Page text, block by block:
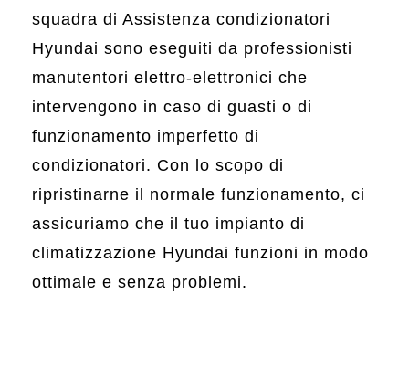
squadra di Assistenza condizionatori
Hyundai sono eseguiti da professionisti
manutentori elettro-elettronici che
intervengono in caso di guasti o di
funzionamento imperfetto di
condizionatori. Con lo scopo di
ripristinarne il normale funzionamento, ci
assicuriamo che il tuo impianto di
climatizzazione Hyundai funzioni in modo
ottimale e senza problemi.